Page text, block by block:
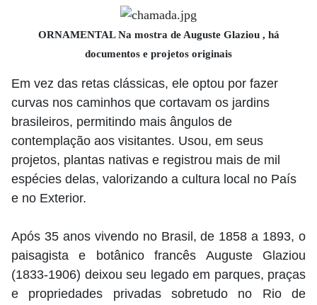
ORNAMENTAL Na mostra de Auguste Glaziou , há
documentos e projetos originais
Em vez das retas clássicas, ele optou por fazer
curvas nos caminhos que cortavam os jardins
brasileiros, permitindo mais ângulos de
contemplação aos visitantes. Usou, em seus
projetos, plantas nativas e registrou mais de mil
espécies delas, valorizando a cultura local no País
e no Exterior.
Após 35 anos vivendo no Brasil, de 1858 a 1893, o
paisagista e botânico francês Auguste Glaziou
(1833-1906) deixou seu legado em parques, praças
e propriedades privadas sobretudo no Rio de